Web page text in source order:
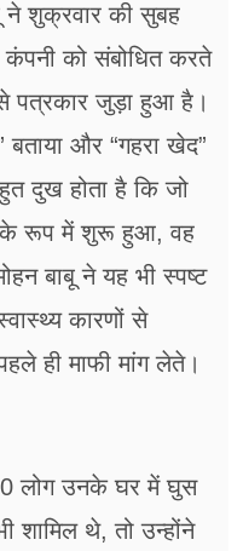
ने शुक्रवार की सुबह
को संबोधित करते
पत्रकार जुड़ा हुआ है।
बताया और “गहरा खेद”
दुख होता है कि जो
के रूप में शुरू हुआ, वह
बाबू ने यह भी स्पष्ट
कारणों से
ही माफी मांग लेते।
लोग उनके घर में घुस
शामिल थे, तो उन्होंने